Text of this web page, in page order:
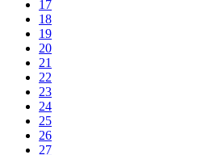
17
18
19
20
21
22
23
24
25
26
27